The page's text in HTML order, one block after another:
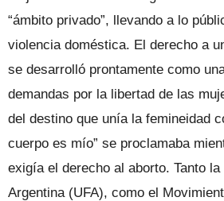
“ámbito privado”, llevando a lo
violencia doméstica. El derecho a
se desarrolló prontamente como
demandas por la libertad de las
del destino que unía la femineidad
cuerpo es mío” se proclamaba
exigía el derecho al aborto. Tanto
Argentina (UFA), como el